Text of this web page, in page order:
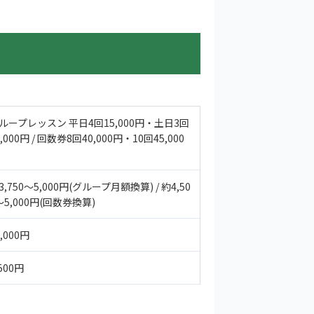
ープレッスン 平日4回15,000円・土日3回
円 / 回数券8回40,000円・10回45,000
〜5,000円(グループ月額換算) / 約4,50
5,000円(回数券換算)
円
円